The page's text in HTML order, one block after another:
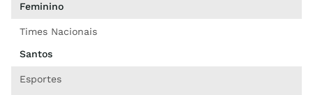
Feminino
Times Nacionais
Santos
Esportes